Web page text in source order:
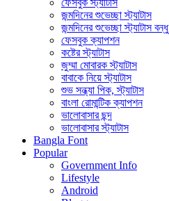
ফেসবুক স্ট্যাটাস
জন্মদিনের শুভেচ্ছা স্ট্যাটাস
জন্মদিনের শুভেচ্ছা স্ট্যাটাস বন্ধু
ফেসবুক ক্যাপশন
কষ্টের স্ট্যাটাস
জুম্মা মোবারক স্ট্যাটাস
বাবাকে নিয়ে স্ট্যাটাস
শুভ সন্ধ্যা পিক, স্ট্যাটাস
বাংলা রোমান্টিক ক্যাপশন
ভালোবাসার ছন্দ
ভালোবাসার স্ট্যাটাস
Bangla Font
Popular
Government Info
Lifestyle
Android